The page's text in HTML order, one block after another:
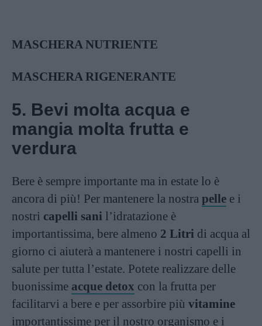
MASCHERA NUTRIENTE
MASCHERA RIGENERANTE
5. Bevi molta acqua e
mangia molta frutta e
verdura
Bere è sempre importante ma in estate lo è
ancora di più! Per mantenere la nostra pelle e i
nostri capelli sani l’idratazione è
importantissima, bere almeno 2 Litri di acqua al
giorno ci aiuterà a mantenere i nostri capelli in
salute per tutta l’estate. Potete realizzare delle
buonissime acque detox con la frutta per
facilitarvi a bere e per assorbire più vitamine
importantissime per il nostro organismo e i